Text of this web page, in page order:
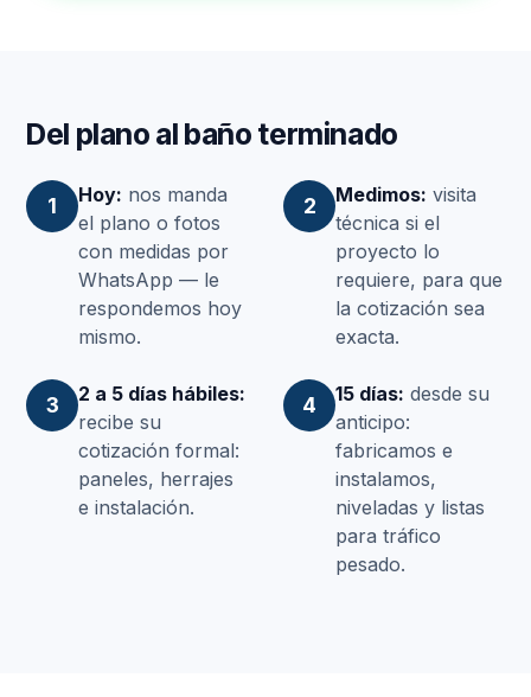
Del plano al baño terminado
1 Hoy: nos manda
el plano o fotos
con medidas por
WhatsApp — le
respondemos hoy
mismo.
2 Medimos: visita
técnica si el
proyecto lo
requiere, para que
la cotización sea
exacta.
3
2 a 5 días hábiles:
recibe su
cotización formal:
paneles, herrajes
e instalación.
4 15 días: desde su
anticipo:
fabricamos e
instalamos,
niveladas y listas
para tráfico
pesado.